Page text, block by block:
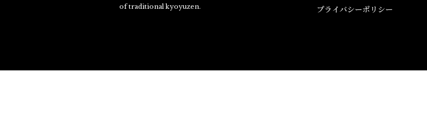
of traditional kyoyuzen.
プライバシーポリシー